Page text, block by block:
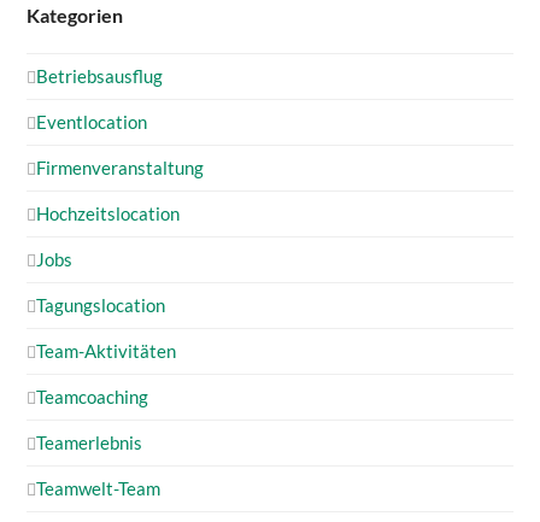
Kategorien
Betriebsausflug
Eventlocation
Firmenveranstaltung
Hochzeitslocation
Jobs
Tagungslocation
Team-Aktivitäten
Teamcoaching
Teamerlebnis
Teamwelt-Team